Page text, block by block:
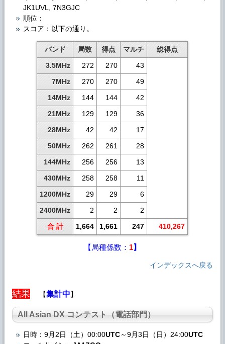
JK1UVL, 7N3GJC
順位：
スコア：以下の通り。
バンド 局数 得点 マルチ
総得点
3.5MHz
272 270
43
7MHz
270 270
49
14MHz
144 144
42
21MHz
129 129
36
28MHz
42 42
17
50MHz
262 261
28
144MHz
256 256
13
430MHz
258 258
11
1200MHz
29 29
6
2400MHz
2 2
2
合 計
1,664 1,661 247 410,267
【局種係数： 1】
インデックスへ戻る
結果 【集計中】
All Asian DX コンテスト（電話部門）
日時：9月2日（土）00:00UTC～9月3日（日）24:00UTC